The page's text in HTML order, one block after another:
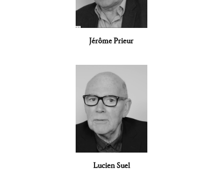
Jérôme Prieur
Lucien Suel